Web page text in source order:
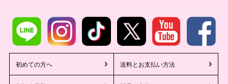
初めての方へ 送料とお支払い方法